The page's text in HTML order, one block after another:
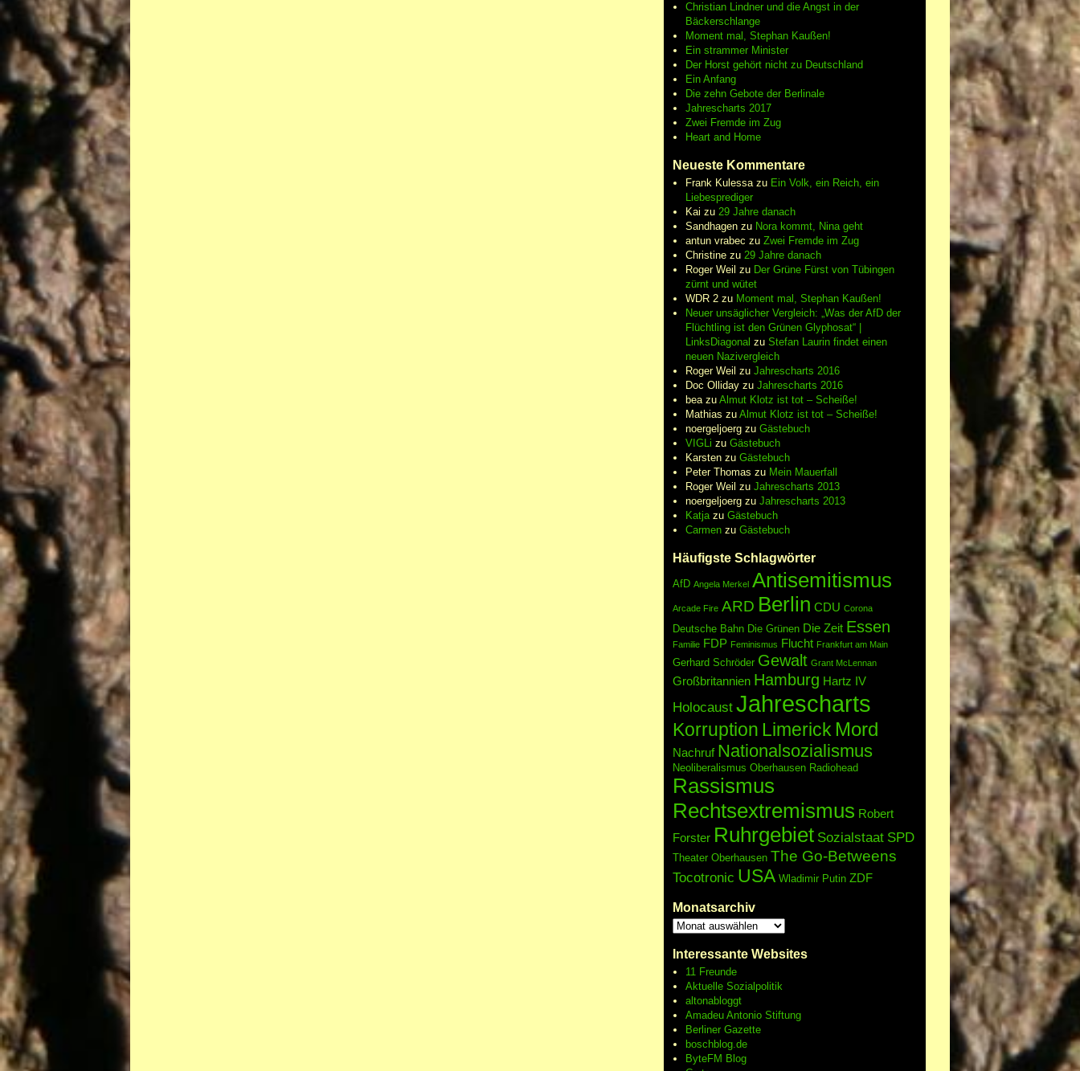
Christian Lindner und die Angst in der
Bäckerschlange
Moment mal, Stephan Kaußen!
Ein strammer Minister
Der Horst gehört nicht zu Deutschland
Ein Anfang
Die zehn Gebote der Berlinale
Jahrescharts 2017
Zwei Fremde im Zug
Heart and Home
Neueste Kommentare
Frank Kulessazu Ein Volk, ein Reich, ein
Liebesprediger
Kai zu 29 Jahre danach
Sandhagenzu Nora kommt, Nina geht
antun vrabec zu Zwei Fremde im Zug
Christinezu 29 Jahre danach
Roger Weil zu Der Grüne Fürst von Tübingen
zürnt und wütet
WDR 2zu Moment mal, Stephan Kaußen!
Neuer unsäglicher Vergleich: „Was der AfD der
Flüchtling ist den Grünen Glyphosat“ |
LinksDiagonal zu Stefan Laurin findet einen
neuen Nazivergleich
Roger Weil zu Jahrescharts 2016
Doc Ollidayzu Jahrescharts 2016
beazu Almut Klotz ist tot – Scheiße!
Mathias zu Almut Klotz ist tot – Scheiße!
noergeljoergzu Gästebuch
VIGLi zu Gästebuch
Karstenzu Gästebuch
Peter Thomas zu Mein Mauerfall
Roger Weil zu Jahrescharts 2013
noergeljoergzu Jahrescharts 2013
Katjazu Gästebuch
Carmenzu Gästebuch
Häufigste Schlagwörter
AfD Angela Merkel Antisemitismus
Arcade Fire ARD Berlin CDU Corona
Deutsche Bahn Die Grünen Die Zeit Essen
Familie FDP Feminismus Flucht Frankfurt am Main
Gerhard Schröder Gewalt Grant McLennan
Großbritannien Hamburg Hartz IV
Holocaust Jahrescharts
Korruption Limerick Mord
Nachruf Nationalsozialismus
Neoliberalismus Oberhausen Radiohead
Rassismus
Rechtsextremismus Robert
Forster Ruhrgebiet Sozialstaat SPD
Theater Oberhausen The Go-Betweens
Tocotronic USA Wladimir Putin ZDF
Monatsarchiv
Interessante Websites
11 Freunde
Aktuelle Sozialpolitik
altonabloggt
Amadeu Antonio Stiftung
Berliner Gazette
boschblog.de
ByteFM Blog